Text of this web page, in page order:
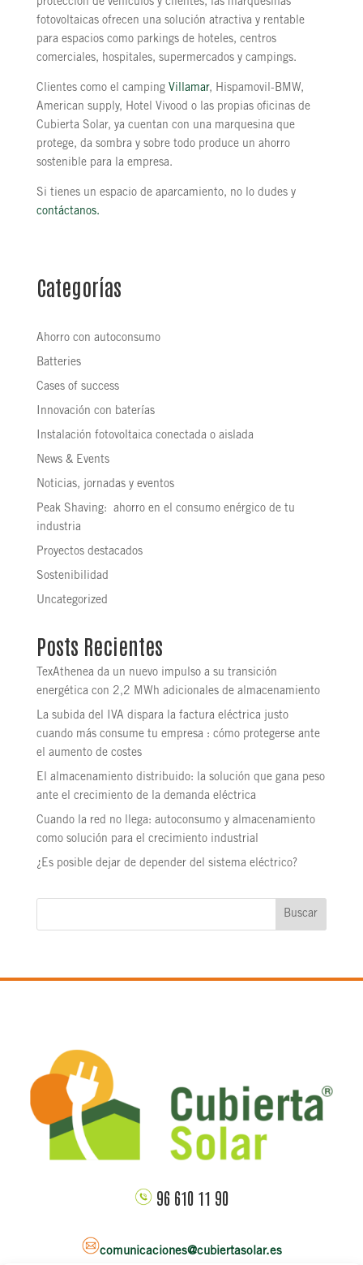
protección de vehículos y clientes, las marquesinas
fotovoltaicas ofrecen una solución atractiva y rentable
para espacios como parkings de hoteles, centros
comerciales, hospitales, supermercados y campings.
Clientes como el camping Villamar, Hispamovil-BMW,
American supply, Hotel Vivood o las propias oficinas de
Cubierta Solar, ya cuentan con una marquesina que
protege, da sombra y sobre todo produce un ahorro
sostenible para la empresa.
Si tienes un espacio de aparcamiento, no lo dudes y
contáctanos.
Categorías
Ahorro con autoconsumo
Batteries
Cases of success
Innovación con baterías
Instalación fotovoltaica conectada o aislada
News & Events
Noticias, jornadas y eventos
Peak Shaving: ahorro en el consumo enérgico de tu
industria
Proyectos destacados
Sostenibilidad
Uncategorized
Posts Recientes
TexAthenea da un nuevo impulso a su transición
energética con 2,2 MWh adicionales de almacenamiento
La subida del IVA dispara la factura eléctrica justo
cuando más consume tu empresa : cómo protegerse ante
el aumento de costes
El almacenamiento distribuido: la solución que gana peso
ante el crecimiento de la demanda eléctrica
Cuando la red no llega: autoconsumo y almacenamiento
como solución para el crecimiento industrial
¿Es posible dejar de depender del sistema eléctrico?
Buscar
96 610 11 90
comunicaciones@cubiertasolar.es